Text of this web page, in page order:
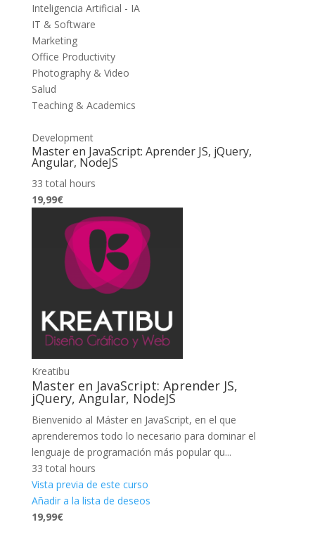
Inteligencia Artificial - IA
IT & Software
Marketing
Office Productivity
Photography & Video
Salud
Teaching & Academics
Development
Master en JavaScript: Aprender JS, jQuery,
Angular, NodeJS
33 total hours
19,99€
Kreatibu
Master en JavaScript: Aprender JS,
jQuery, Angular, NodeJS
Bienvenido al Máster en JavaScript, en el que
aprenderemos todo lo necesario para dominar el
lenguaje de programación más popular qu...
33 total hours
Vista previa de este curso
Añadir a la lista de deseos
19,99€